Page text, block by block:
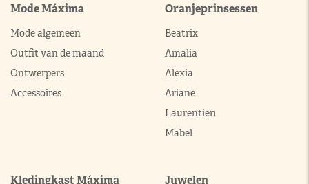
Mode Máxima
Mode algemeen
Outfit van de maand
Ontwerpers
Accessoires
Oranjeprinsessen
Beatrix
Amalia
Alexia
Ariane
Laurentien
Mabel
Kledingkast Máxima Juwelen